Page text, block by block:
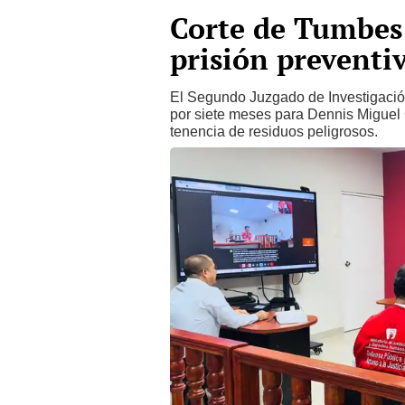
Corte de
prisión
El Segundo Juzgado de
por siete meses para Dennis
tenencia de residuos peligrosos.